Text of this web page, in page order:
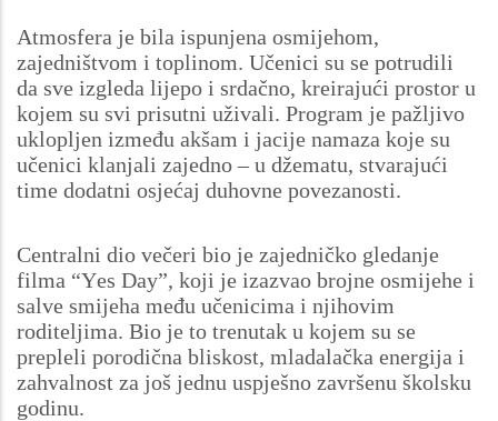
Atmosfera je bila ispunjena osmijehom,
zajedništvom i toplinom. Učenici su se potrudili
da sve izgleda lijepo i srdačno, kreirajući prostor u
kojem su svi prisutni uživali. Program je pažljivo
uklopljen između akšam i jacije namaza koje su
učenici klanjali zajedno – u džematu, stvarajući
time dodatni osjećaj duhovne povezanosti.
Centralni dio večeri bio je zajedničko gledanje
filma “Yes Day”, koji je izazvao brojne osmijehe i
salve smijeha među učenicima i njihovim
roditeljima. Bio je to trenutak u kojem su se
prepleli porodična bliskost, mladalačka energija i
zahvalnost za još jednu uspješno završenu školsku
godinu.